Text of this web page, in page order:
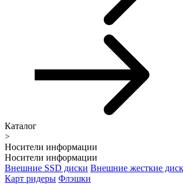
Каталог
>
Носители информации
Носители информации
Внешние SSD диски Внешние жесткие
Карт ридеры Флэшки